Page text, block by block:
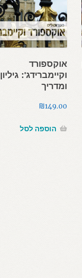
אוקספורד
וקיימברידג': גיליון
ומדריך
₪149.00
הוספה לסל